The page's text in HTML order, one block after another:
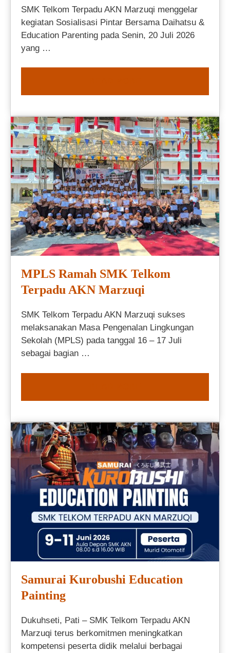
SMK Telkom Terpadu AKN Marzuqi menggelar
kegiatan Sosialisasi Pintar Bersama Daihatsu &
Education Parenting pada Senin, 20 Juli 2026
yang …
MPLS Ramah SMK Telkom
Terpadu AKN Marzuqi
SMK Telkom Terpadu AKN Marzuqi sukses
melaksanakan Masa Pengenalan Lingkungan
Sekolah (MPLS) pada tanggal 16 – 17 Juli
sebagai bagian …
Samurai Kurobushi Education
Painting
Dukuhseti, Pati – SMK Telkom Terpadu AKN
Marzuqi terus berkomitmen meningkatkan
kompetensi peserta didik melalui berbagai